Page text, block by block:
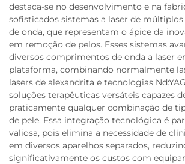
destaca-se no desenvolvimento e na
sofisticados sistemas a laser de
de onda, que representam o ápice da
em remoção de pelos. Esses sistemas
diversos comprimentos de onda a laser
plataforma, combinando normalmente
lasers de alexandrita e tecnologias
soluções terapêuticas versáteis capazes
praticamente qualquer combinação de
de pele. Essa integração tecnológica é
valiosa, pois elimina a necessidade de
em diversos aparelhos separados,
significativamente os custos com